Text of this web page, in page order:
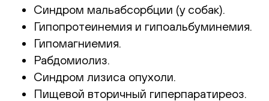
Синдром мальабсорбции (у собак).
Гипопротеинемия и гипоальбуминемия.
Гипомагниемия.
Рабдомиолиз.
Синдром лизиса опухоли.
Пищевой вторичный гиперпаратиреоз.